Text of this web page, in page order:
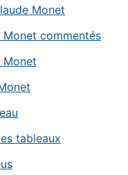
Monet
Monet commentés
Monet
tableaux